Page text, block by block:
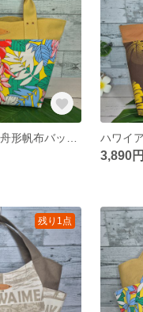
3,890円
残り1点